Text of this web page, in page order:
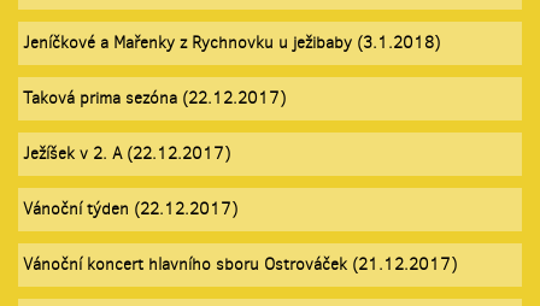
Jeníčkové a Mařenky z Rychnovku u ježibaby (3.1.2018)
Taková prima sezóna (22.12.2017)
Ježíšek v 2. A (22.12.2017)
Vánoční týden (22.12.2017)
Vánoční koncert hlavního sboru Ostrováček (21.12.2017)